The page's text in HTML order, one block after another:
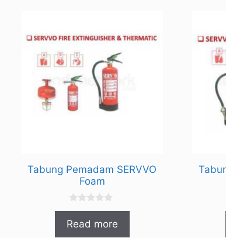
Tabung Pemadam SERVVO
Foam
0
u
Read more